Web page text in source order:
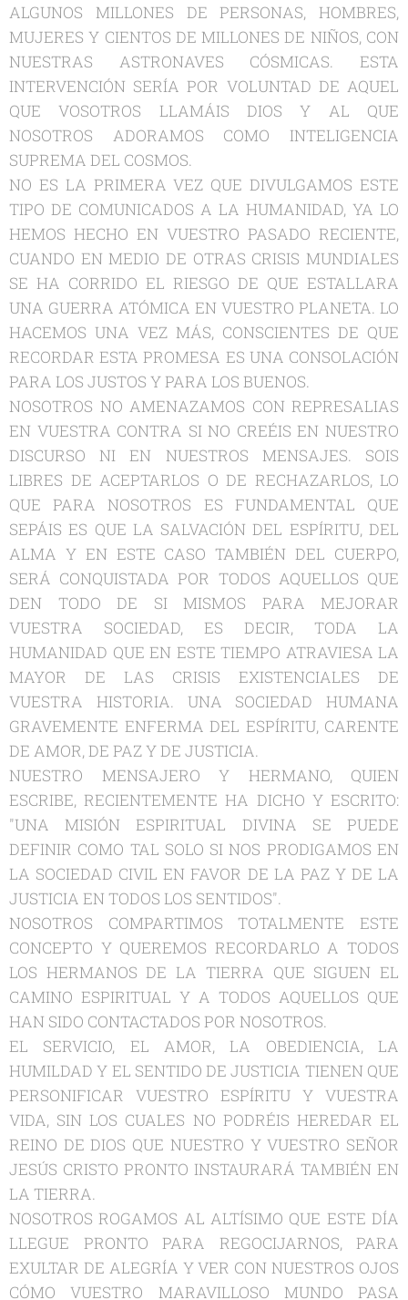
ALGUNOS MILLONES DE PERSONAS, HOMBRES,
MUJERES Y CIENTOS DE MILLONES DE NIÑOS, CON
NUESTRAS ASTRONAVES CÓSMICAS. ESTA
INTERVENCIÓN SERÍA POR VOLUNTAD DE AQUEL
QUE VOSOTROS LLAMÁIS DIOS Y AL QUE
NOSOTROS ADORAMOS COMO INTELIGENCIA
SUPREMA DEL COSMOS.
NO ES LA PRIMERA VEZ QUE DIVULGAMOS ESTE
TIPO DE COMUNICADOS A LA HUMANIDAD, YA LO
HEMOS HECHO EN VUESTRO PASADO RECIENTE,
CUANDO EN MEDIO DE OTRAS CRISIS MUNDIALES
SE HA CORRIDO EL RIESGO DE QUE ESTALLARA
UNA GUERRA ATÓMICA EN VUESTRO PLANETA. LO
HACEMOS UNA VEZ MÁS, CONSCIENTES DE QUE
RECORDAR ESTA PROMESA ES UNA CONSOLACIÓN
PARA LOS JUSTOS Y PARA LOS BUENOS.
NOSOTROS NO AMENAZAMOS CON REPRESALIAS
EN VUESTRA CONTRA SI NO CREÉIS EN NUESTRO
DISCURSO NI EN NUESTROS MENSAJES. SOIS
LIBRES DE ACEPTARLOS O DE RECHAZARLOS, LO
QUE PARA NOSOTROS ES FUNDAMENTAL QUE
SEPÁIS ES QUE LA SALVACIÓN DEL ESPÍRITU, DEL
ALMA Y EN ESTE CASO TAMBIÉN DEL CUERPO,
SERÁ CONQUISTADA POR TODOS AQUELLOS QUE
DEN TODO DE SI MISMOS PARA MEJORAR
VUESTRA SOCIEDAD, ES DECIR, TODA LA
HUMANIDAD QUE EN ESTE TIEMPO ATRAVIESA LA
MAYOR DE LAS CRISIS EXISTENCIALES DE
VUESTRA HISTORIA. UNA SOCIEDAD HUMANA
GRAVEMENTE ENFERMA DEL ESPÍRITU, CARENTE
DE AMOR, DE PAZ Y DE JUSTICIA.
NUESTRO MENSAJERO Y HERMANO, QUIEN
ESCRIBE, RECIENTEMENTE HA DICHO Y ESCRITO:
"UNA MISIÓN ESPIRITUAL DIVINA SE PUEDE
DEFINIR COMO TAL SOLO SI NOS PRODIGAMOS EN
LA SOCIEDAD CIVIL EN FAVOR DE LA PAZ Y DE LA
JUSTICIA EN TODOS LOS SENTIDOS".
NOSOTROS COMPARTIMOS TOTALMENTE ESTE
CONCEPTO Y QUEREMOS RECORDARLO A TODOS
LOS HERMANOS DE LA TIERRA QUE SIGUEN EL
CAMINO ESPIRITUAL Y A TODOS AQUELLOS QUE
HAN SIDO CONTACTADOS POR NOSOTROS.
EL SERVICIO, EL AMOR, LA OBEDIENCIA, LA
HUMILDAD Y EL SENTIDO DE JUSTICIA TIENEN QUE
PERSONIFICAR VUESTRO ESPÍRITU Y VUESTRA
VIDA, SIN LOS CUALES NO PODRÉIS HEREDAR EL
REINO DE DIOS QUE NUESTRO Y VUESTRO SEÑOR
JESÚS CRISTO PRONTO INSTAURARÁ TAMBIÉN EN
LA TIERRA.
NOSOTROS ROGAMOS AL ALTÍSIMO QUE ESTE DÍA
LLEGUE PRONTO PARA REGOCIJARNOS, PARA
EXULTAR DE ALEGRÍA Y VER CON NUESTROS OJOS
CÓMO VUESTRO MARAVILLOSO MUNDO PASA